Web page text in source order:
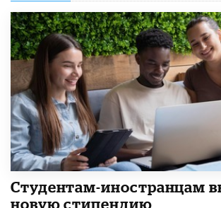
Студентам-иностранцам
новую стипендию